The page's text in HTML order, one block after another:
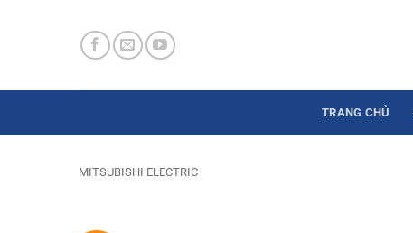
TRANG CHỦ
MITSUBISHI ELECTRIC